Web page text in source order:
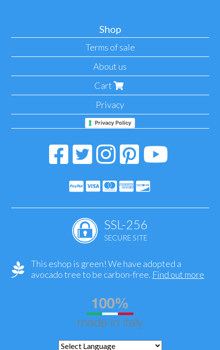
Shop
Terms of sale
About us
Cart
Privacy
Privacy Policy
SSL-256
SECURE SITE
This eshop is green! We have adopted a
avocado tree to be carbon-free. Find out more